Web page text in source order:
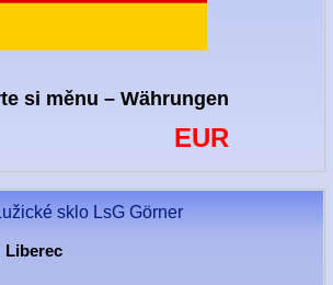
si měnu – Währungen
EUR
sklo LsG Görner
Liberec